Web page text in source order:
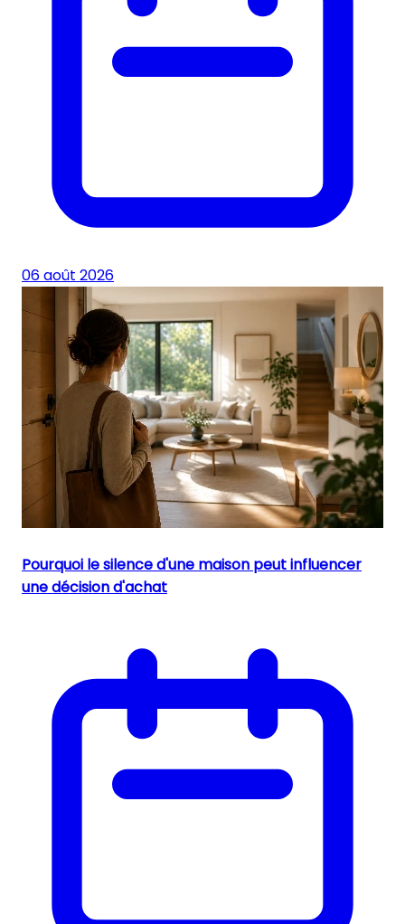
06 août 2026
Pourquoi le silence d'une maison peut influencer
une décision d'achat